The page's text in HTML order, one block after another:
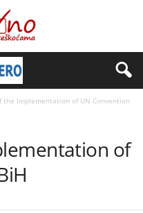
the Implementation of UN Convention
of